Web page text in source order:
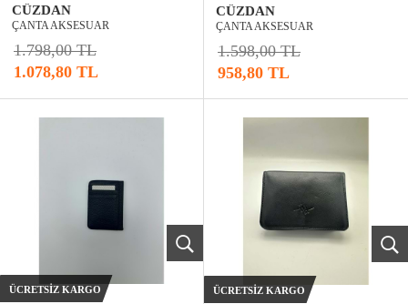
CÜZDAN
ÇANTA AKSESUAR
1.798,00 TL
1.078,80 TL
CÜZDAN
ÇANTA AKSESUAR
1.598,00 TL
958,80 TL
ÜCRETSIZ KARGO ÜCRETSIZ KARGO